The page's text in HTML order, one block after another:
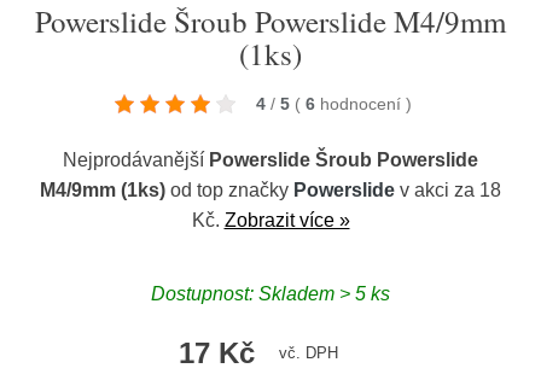
Powerslide Šroub Powerslide M4/9mm
(1ks)
4 / 5 ( 6 hodnocení )
Nejprodávanější Powerslide Šroub Powerslide
M4/9mm (1ks) od top značky Powerslide v akci za 18
Kč. Zobrazit více »
Dostupnost: Skladem > 5 ks
17 Kč vč. DPH